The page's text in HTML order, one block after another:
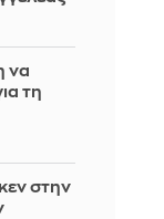
να
τη
στην